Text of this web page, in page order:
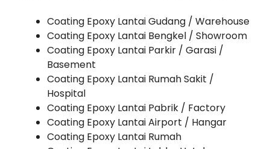
Coating Epoxy Lantai Gudang / Warehouse
Coating Epoxy Lantai Bengkel / Showroom
Coating Epoxy Lantai Parkir / Garasi /
Basement
Coating Epoxy Lantai Rumah Sakit /
Hospital
Coating Epoxy Lantai Pabrik / Factory
Coating Epoxy Lantai Airport / Hangar
Coating Epoxy Lantai Rumah